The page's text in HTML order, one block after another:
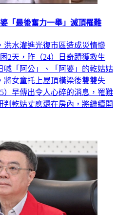
「最後奮力一舉」滅頂罹難
洪水灌進光復市區造成災情慘
2天，昨（24）日奇蹟獲救生
喊「阿公」、「阿婆」的乾姑姑
將女童托上屋頂橫梁後雙雙失
）早傳出令人心碎的消息，罹難
乾姑丈應還在房內，將繼續開